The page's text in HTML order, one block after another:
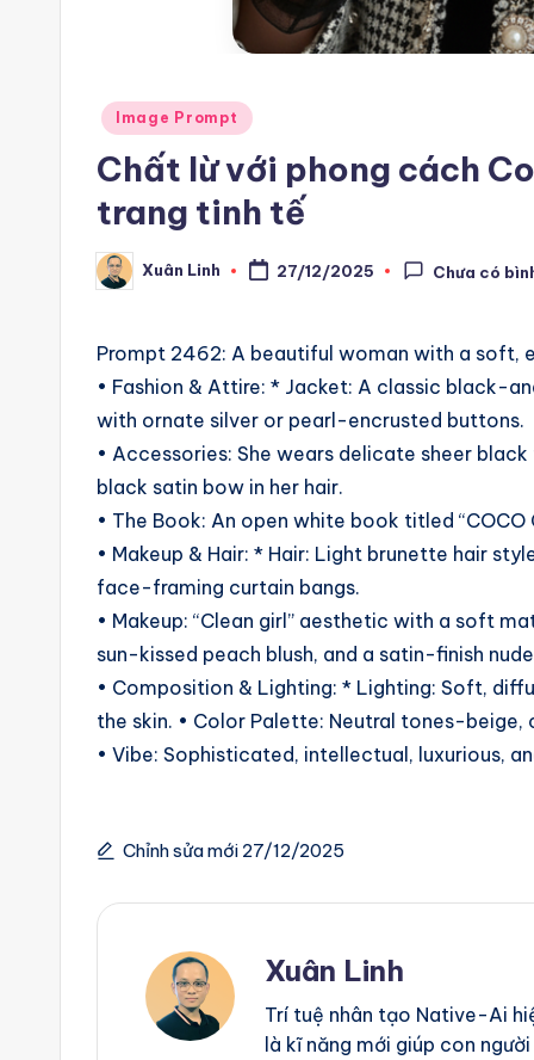
A
ts
Posted
Image Prompt
Chất lừ với phong cách
trang tinh tế
Posted
by
Xuân Linh 27/12/2025 Chưa có
Prompt 2462: A beautiful woman with a soft,
• Fashion & Attire: * Jacket: A classic black-
with ornate silver or pearl-encrusted buttons.
• Accessories: She wears delicate sheer
black satin bow in her hair.
• The Book: An open white book titled
• Makeup & Hair: * Hair: Light brunette hair
face-framing curtain bangs.
• Makeup: “Clean girl” aesthetic with a soft
sun-kissed peach blush, and a satin-finish
• Composition & Lighting: * Lighting: Soft,
the skin. • Color Palette: Neutral tones-
• Vibe: Sophisticated, intellectual, luxurious,
Chỉnh sửa mới 27/12/2025
Xuân Linh
Trí tuệ nhân tạo Native-Ai
là kĩ năng mới giúp con